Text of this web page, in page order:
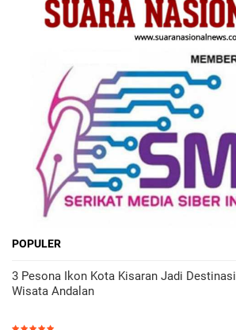
POPULER
3 Pesona Ikon Kota Kisaran Jadi Destinasi
Wisata Andalan